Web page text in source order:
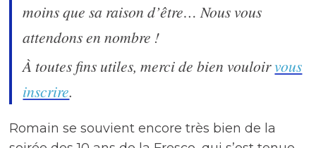
moins que sa raison d’être… Nous vous
attendons en nombre !
À toutes fins utiles, merci de bien vouloirvous
inscrire.
Romain se souvient encore très bien de la